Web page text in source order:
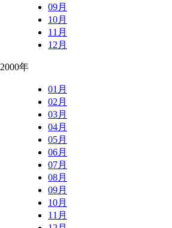
09月
10月
11月
12月
2000年
01月
02月
03月
04月
05月
06月
07月
08月
09月
10月
11月